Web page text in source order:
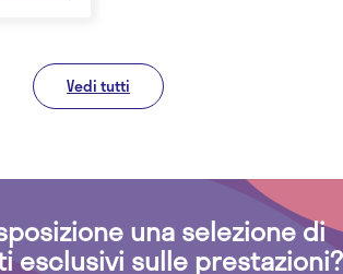
Vedi tutti
una selezione di
sulle prestazioni?